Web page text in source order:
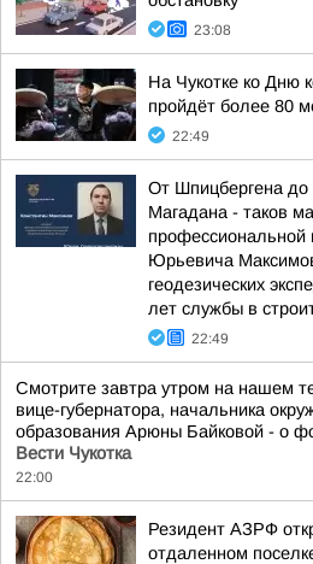
23:08
На Чукотке ко Дню
пройдёт более 80
22:49
От Шпицбергена
Магадана - таков
профессиональной
Юрьевича
геодезических
лет службы в
22:49
Смотрите завтра утром на нашем
вице-губернатора, начальника
образования Арюны Байковой - о
Вести Чукотка
22:00
Резидент АЗРФ
отдаленном